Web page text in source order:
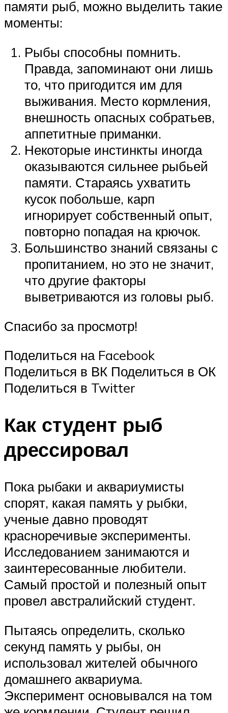
памяти рыб, можно выделить такие
моменты:
Рыбы способны помнить.
Правда, запоминают они лишь
то, что пригодится им для
выживания. Место кормления,
внешность опасных собратьев,
аппетитные приманки.
Некоторые инстинкты иногда
оказываются сильнее рыбьей
памяти. Стараясь ухватить
кусок побольше, карп
игнорирует собственный опыт,
повторно попадая на крючок.
Большинство знаний связаны с
пропитанием, но это не значит,
что другие факторы
выветриваются из головы рыб.
Спасибо за просмотр!
Поделиться на Facebook
Поделиться в ВК Поделиться в ОК
Поделиться в Twitter
Как студент рыб
дрессировал
Пока рыбаки и аквариумисты
спорят, какая память у рыбки,
ученые давно проводят
красноречивые эксперименты.
Исследованием занимаются и
заинтересованные любители.
Самый простой и полезный опыт
провел австралийский студент.
Пытаясь определить, сколько
секунд память у рыбы, он
использовал жителей обычного
домашнего аквариума.
Эксперимент основывался на том